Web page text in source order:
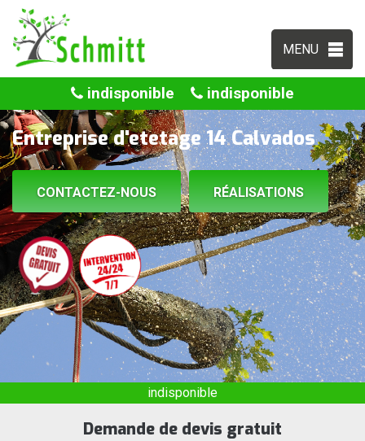
MENU
indisponible indisponible
Entreprise d'etetage 14 Calvados
CONTACTEZ-NOUS RÉALISATIONS
indisponible
Demande de devis gratuit